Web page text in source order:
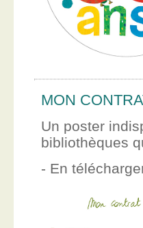
MON
Un poster
bibliothèques
- En